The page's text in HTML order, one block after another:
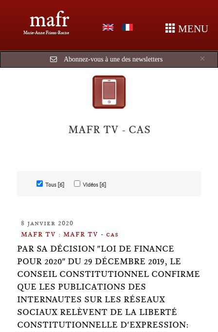
mafr
Marie-Anne Frison-Roche MENU
×
Abonnez-vous à une des newsletters
MAFR TV - CAS
Tous [6] Vidéos [6]
8 janvier 2020
MAFR TV : MAFR TV - cas
PAR SA DÉCISION "LOI DE FINANCE
POUR 2020" DU 29 DÉCEMBRE 2019, LE
CONSEIL CONSTITUTIONNEL CONFIRME
QUE LES PUBLICATIONS DES
INTERNAUTES SUR LES RÉSEAUX
SOCIAUX RELÈVENT DE LA LIBERTÉ
CONSTITUTIONNELLE D'EXPRESSION: